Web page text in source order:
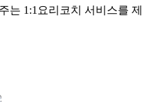
는 1:1요리코치 서비스를 제